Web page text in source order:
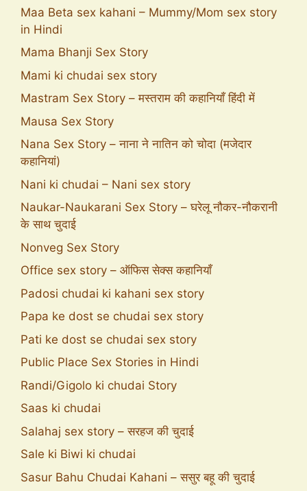
Maa Beta sex kahani – Mummy/Mom sex story
in Hindi
Mama Bhanji Sex Story
Mami ki chudai sex story
Mastram Sex Story – मस्तराम की कहानियाँ हिंदी में
Mausa Sex Story
Nana Sex Story – नाना ने नातिन को चोदा (मजेदार
कहानियां)
Nani ki chudai – Nani sex story
Naukar-Naukarani Sex Story – घरेलू नौकर-नौकरानी
के साथ चुदाई
Nonveg Sex Story
Office sex story – ऑफिस सेक्स कहानियाँ
Padosi chudai ki kahani sex story
Papa ke dost se chudai sex story
Pati ke dost se chudai sex story
Public Place Sex Stories in Hindi
Randi/Gigolo ki chudai Story
Saas ki chudai
Salahaj sex story – सरहज की चुदाई
Sale ki Biwi ki chudai
Sasur Bahu Chudai Kahani – ससुर बहू की चुदाई